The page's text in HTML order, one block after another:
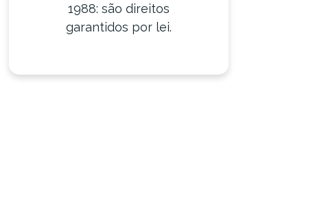
1988: são direitos
garantidos por lei.